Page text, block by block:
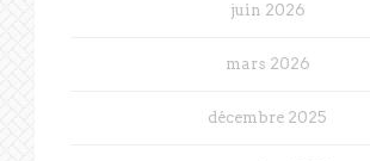
juin 2026
mars 2026
décembre 2025